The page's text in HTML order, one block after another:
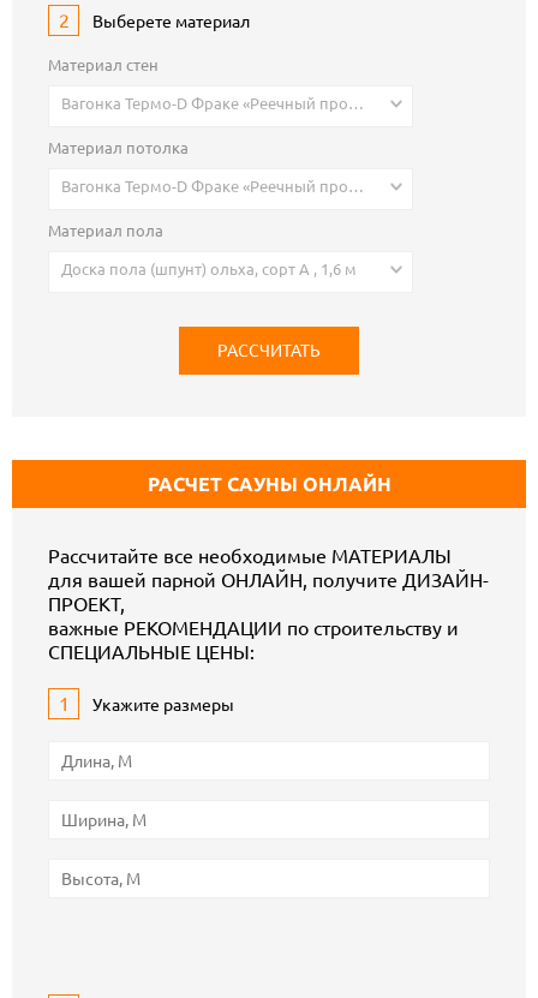
2 Выберете материал
Материал стен
Вагонка Термо-D Фраке «Реечный профиль» 18х140 (130) мм , 2,8 м
Материал потолка
Вагонка Термо-D Фраке «Реечный профиль» 18х140 (130) мм , 2,8 м
Материал пола
Доска пола (шпунт) ольха, сорт А , 1,6 м
РАСЧЕТ САУНЫ ОНЛАЙН
Рассчитайте все необходимые МАТЕРИАЛЫ
для вашей парной ОНЛАЙН, получите ДИЗАЙН-
ПРОЕКТ,
важные РЕКОМЕНДАЦИИ по строительству и
СПЕЦИАЛЬНЫЕ ЦЕНЫ:
1 Укажите размеры